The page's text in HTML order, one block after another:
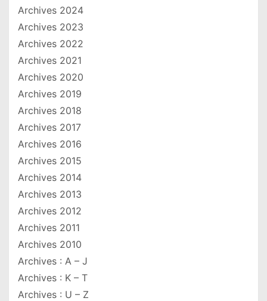
Archives 2024
Archives 2023
Archives 2022
Archives 2021
Archives 2020
Archives 2019
Archives 2018
Archives 2017
Archives 2016
Archives 2015
Archives 2014
Archives 2013
Archives 2012
Archives 2011
Archives 2010
Archives : A – J
Archives : K – T
Archives : U – Z